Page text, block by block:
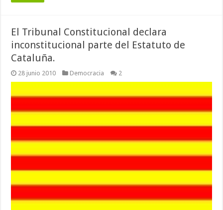
El Tribunal Constitucional declara
inconstitucional parte del Estatuto de
Cataluña.
28 junio 2010 Democracia 2